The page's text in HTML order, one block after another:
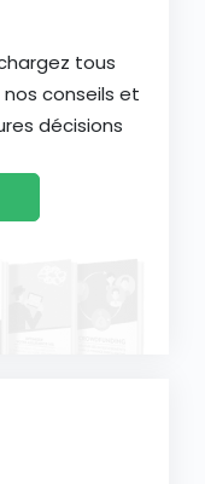
tous
conseils et
décisions